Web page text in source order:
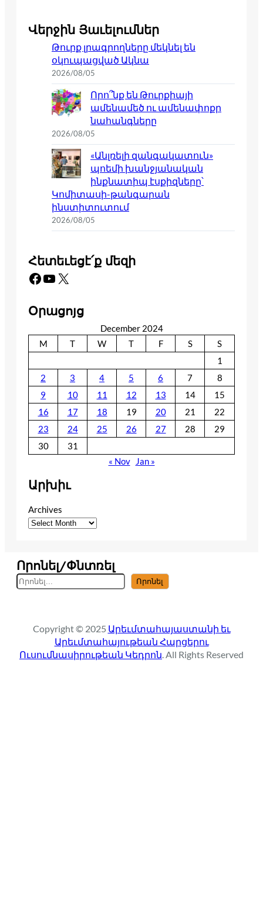
Վերջին Յաւելումներ
Թուրք լրագրողները մեկնել են
օկուպացված Ակնա
2026/08/05
Որո՞նք են Թուրքիայի
ամենամեծ ու ամենափոքր
նահանգները
2026/08/05
«Անլռելի զանգակատուն»
պոեմի խանջյանական
ինքնատիպ էսքիզները՝
Կոմիտասի-թանգարան
ինստիտուտում
2026/08/05
Հետեւեցէ՛ք մեզի
Facebook YouTube X
Օրացոյց
December 2024
M
T W T F S
S
1
2
3 4 5 6 7
8
9
10 11 12 13 14
15
16
17 18 19 20 21
22
23
24 25 26 27 28
29
30
31
« Nov
Jan »
Արխիւ
Archives
Որոնել/Փնտռել
S
e
c
h
Որոնել
Copyright © 2025 Արեւմտահայաստանի եւ
Արեւմտահայութեան Հարցերու
Ուսումնասիրութեան Կեդրոն. All Rights Reserved